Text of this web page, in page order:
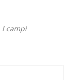
I campi